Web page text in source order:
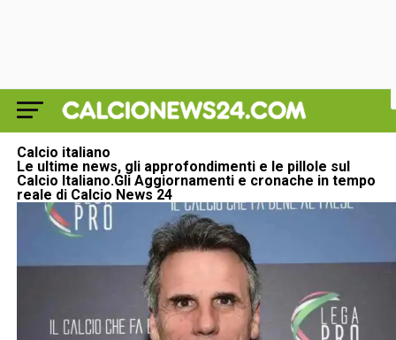
Calcio italiano
Le ultime news, gli approfondimenti e le pillole sul
Calcio Italiano.Gli Aggiornamenti e cronache in tempo
reale di Calcio News 24